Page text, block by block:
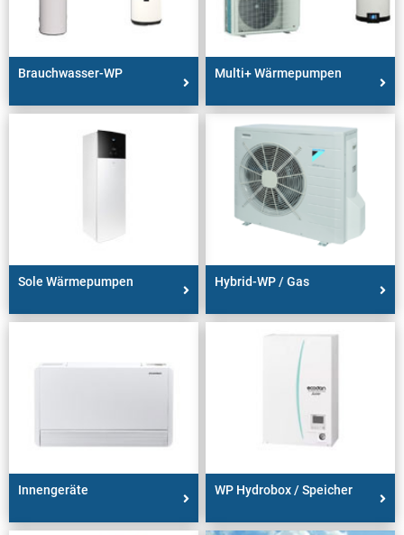
Brauchwasser-WP Multi+ Wärmepumpen
Sole Wärmepumpen Hybrid-WP / Gas
Innengeräte WP Hydrobox / Speicher